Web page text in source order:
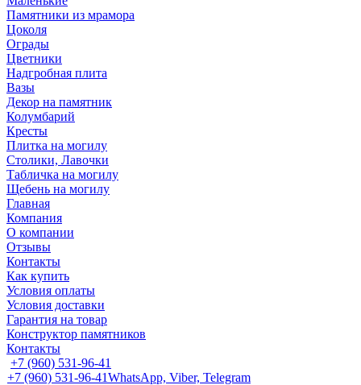
Памятники из мрамора
Цоколя
Ограды
Цветники
Надгробная плита
Вазы
Декор на памятник
Колумбарий
Кресты
Плитка на могилу
Столики, Лавочки
Табличка на могилу
Щебень на могилу
Главная
Компания
О компании
Отзывы
Контакты
Как купить
Условия оплаты
Условия доставки
Гарантия на товар
Конструктор памятников
Контакты
+7 (960) 531-96-41
+7 (960) 531-96-41WhatsApp, Viber, Telegram